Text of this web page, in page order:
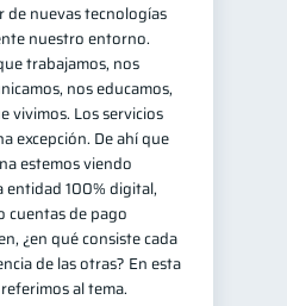
de nuevas tecnologías
nuestro entorno.
trabajamos, nos
nos educamos,
vivimos. Los servicios
excepción. De ahí que
estemos viendo
entidad 100% digital,
cuentas de pago
¿en qué consiste cada
de las otras? En esta
al tema.